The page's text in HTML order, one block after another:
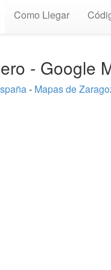
Como Llegar
- Google
- Mapas de